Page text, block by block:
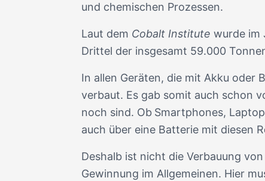
und chemischen Prozessen.
Laut dem Cobalt Institute wurde im
Drittel der insgesamt 59.000
In allen Geräten, die mit Akku oder
verbaut. Es gab somit auch schon
noch sind. Ob Smartphones,
auch über eine Batterie mit diesen
Deshalb ist nicht die Verbauung
Gewinnung im Allgemeinen. Hier